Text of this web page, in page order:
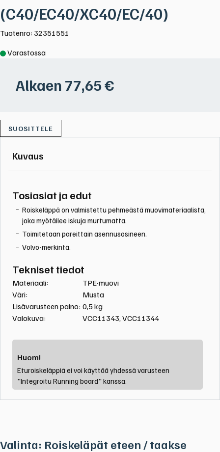
(C40/EC40/XC40/EC/40)
Tuotenro: 32351551
Varastossa
Alkaen 77,65€
SUOSITTELE
Kuvaus
Tosiasiat ja edut
Roiskeläppä on valmistettu pehmeästä muovimateriaalista,
joka myötäilee iskuja murtumatta.
Toimitetaan pareittain asennusosineen.
Volvo-merkintä.
Tekniset tiedot
Otsikko
1
Materiaali:
TPE-muovi
Väri:
Musta
Lisävarusteen paino: 0,5kg
Valokuva:
VCC11343, VCC11344
Huom!
Eturoiskeläppiä ei voi käyttää yhdessä varusteen
"Integroitu Running board" kanssa.
Valinta: Roiskeläpät eteen / taakse